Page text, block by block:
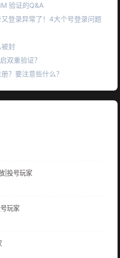
验证的Q&A
登录异常了！4大个号登录问题
封
双重验证？
？要注意些什么？
|投号玩家
玩家